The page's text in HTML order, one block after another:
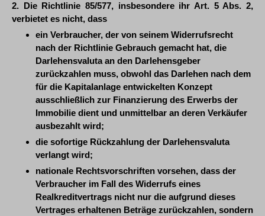
2. Die Richtlinie 85/577, insbesondere ihr Art. 5 Abs. 2,
verbietet es nicht, dass
ein Verbraucher, der von seinem Widerrufsrecht
nach der Richtlinie Gebrauch gemacht hat, die
Darlehensvaluta an den Darlehensgeber
zurückzahlen muss, obwohl das Darlehen nach dem
für die Kapitalanlage entwickelten Konzept
ausschließlich zur Finanzierung des Erwerbs der
Immobilie dient und unmittelbar an deren Verkäufer
ausbezahlt wird;
die sofortige Rückzahlung der Darlehensvaluta
verlangt wird;
nationale Rechtsvorschriften vorsehen, dass der
Verbraucher im Fall des Widerrufs eines
Realkreditvertrags nicht nur die aufgrund dieses
Vertrages erhaltenen Beträge zurückzahlen, sondern